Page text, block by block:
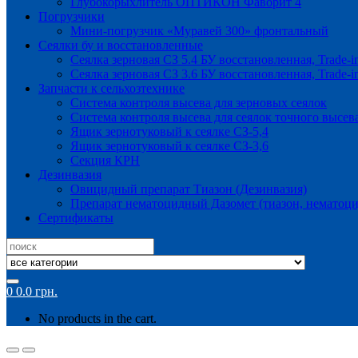
Погрузчики
Мини-погрузчик «Муравей 300» фронтальный
Сеялки бу и восстановленные
Сеялка зерновая СЗ 5.4 БУ восстановленная, Trade-
Сеялка зерновая СЗ 3.6 БУ восстановленная, Trade-
Запчасти к сельхозтехнике
Система контроля высева для зерновых сеялок
Система контроля высева для сеялок точного
Ящик зернотуковый к сеялке СЗ-5,4
Ящик зернотуковый к сеялке СЗ-3,6
Секция КРН
Дезинвазия
Овицидный препарат Тиазон (Дезинвазия)
Препарат нематоцидный Дазомет (тиазон,
Сертификаты
Search
for:
0 0.0 грн.
No products in the cart.